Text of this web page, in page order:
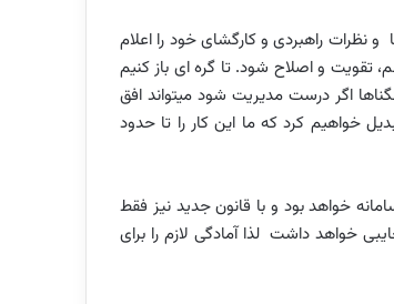
نظرات راهبردی و کارگشای خود را اعلام
تقویت و اصلاح شود. تا گره ای باز کنیم
اگر درست مدیریت شود میتواند افق
خواهیم کرد که ما این کار را تا حدود
خواهد بود و با قانون جدید نیز فقط
خواهد داشت لذا آمادگی لازم را برای